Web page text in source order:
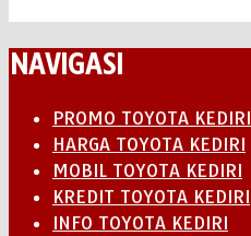
NAVIGASI
PROMO TOYOTA KEDIRI
HARGA TOYOTA KEDIRI
MOBIL TOYOTA KEDIRI
KREDIT TOYOTA KEDIRI
INFO TOYOTA KEDIRI